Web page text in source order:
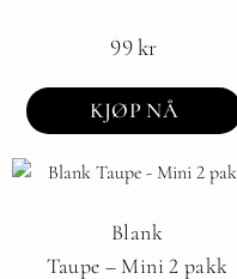
99kr
KJØP NÅ
Blank
Taupe – Mini 2 pakk